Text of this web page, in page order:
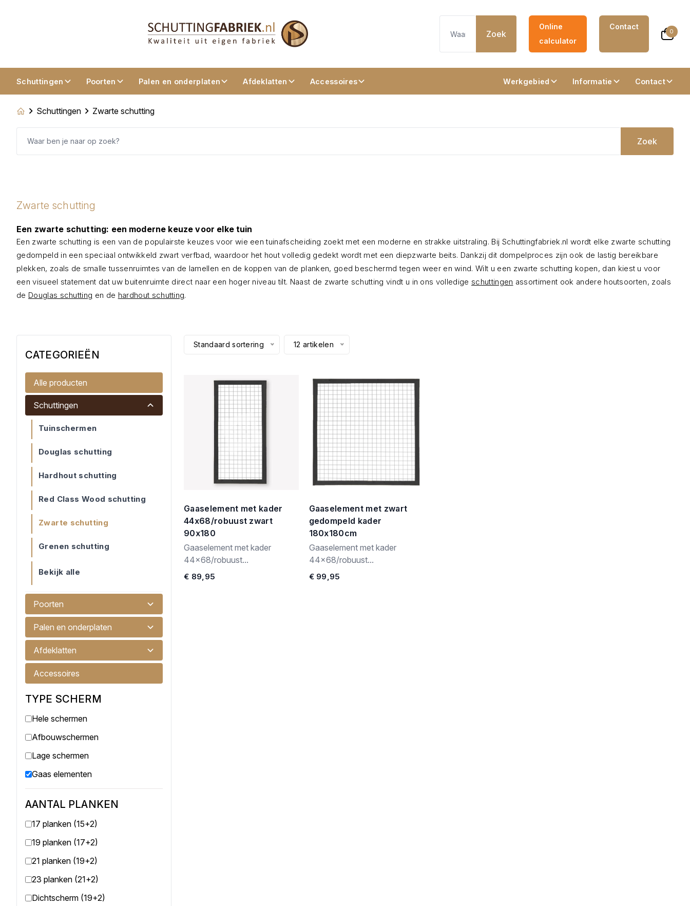
Zoek
Online
calculator
Contact
0
Schuttingen Poorten Palen en onderplaten Afdeklatten Accessoires Werkgebied Informatie Contact
Schuttingen Zwarte schutting
Zoek
Zwarte schutting
Een zwarte schutting: een moderne keuze voor elke tuin
Een zwarte schutting is een van de populairste keuzes voor wie een tuinafscheiding zoekt met een moderne en strakke uitstraling. Bij Schuttingfabriek.nl wordt elke zwarte schutting
gedompeld in een speciaal ontwikkeld zwart verfbad, waardoor het hout volledig gedekt wordt met een diepzwarte beits. Dankzij dit dompelproces zijn ook de lastig bereikbare
plekken, zoals de smalle tussenruimtes van de lamellen en de koppen van de planken, goed beschermd tegen weer en wind. Wilt u een zwarte schutting kopen, dan kiest u voor
een visueel statement dat uw buitenruimte direct naar een hoger niveau tilt. Naast de zwarte schutting vindt u in ons volledige schuttingen assortiment ook andere houtsoorten, zoals
de Douglas schutting en de hardhout schutting.
CATEGORIEËN
Alle producten
Schuttingen
Tuinschermen
Douglas schutting
Hardhout schutting
Red Class Wood schutting
Zwarte schutting
Grenen schutting
Bekijk alle
Poorten
Palen en onderplaten
Afdeklatten
Accessoires
TYPE SCHERM
Hele schermen
Afbouwschermen
Lage schermen
Gaas elementen
AANTAL PLANKEN
17 planken (15+2)
19 planken (17+2)
21 planken (19+2)
23 planken (21+2)
Dichtscherm (19+2)
Standaard sortering 12 artikelen
Gaaselement met kader
44x68/robuust zwart
90x180
Gaaselement met kader
44x68/robuust...
€ 89,95
Gaaselement met zwart
gedompeld kader
180x180cm
Gaaselement met kader
44x68/robuust...
€ 99,95